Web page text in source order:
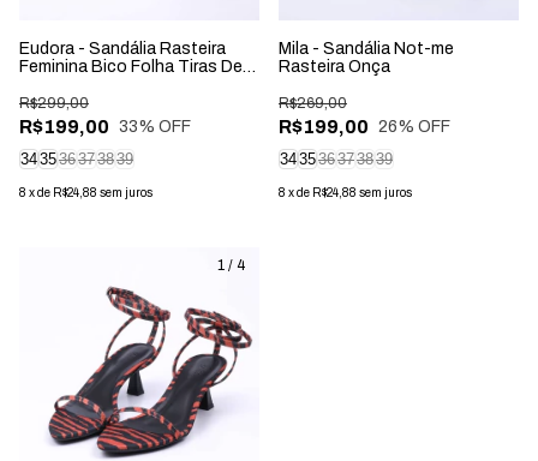
Eudora - Sandália Rasteira
Feminina Bico Folha Tiras De
R$199,00
R$299,00
33% OFF
343536373839
8 xde R$24,88 sem juros
Mila - Sandália Not-me
Rasteira Onça
R$199,00
R$269,00
26% OFF
343536373839
8 xde R$24,88 sem juros
1 / 4